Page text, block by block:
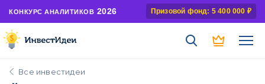
КОНКУРС АНАЛИТИКОВ 2026 Призовой фонд: 5 400 000 ₽
Все инвестидеи